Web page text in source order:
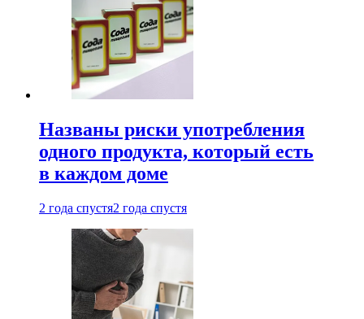
Названы риски употребления
одного продукта, который есть
в каждом доме
2 года спустя2 года спустя